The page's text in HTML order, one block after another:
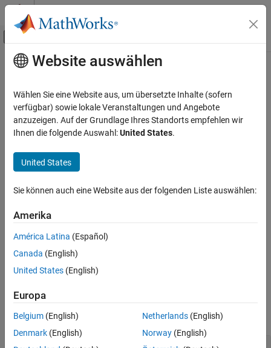
Weiter zum Inhalt
Umschaltung für Off-Canvas-
Startseite der Dokumentation
Antenna Toolbox
Antenna Catalog
getLowPassLocs
Description
Examples
Input Arguments
Version History
Hauptinhalt
getLowPassLocs
Feeding location to operate birdcage as lowpass coil
collapse all in page
getLowPassLocs(birdcageantenna)
on the birdcage to operate the antenna as a lowpass coil. The
function to find theFeedLocations
example
Examples
collapse all
Website auswählen
Wählen Sie eine Website aus, um übersetzte Inhalte (sofern
verfügbar) sowie lokale Veranstaltungen und Angebote
anzuzeigen. Auf der Grundlage Ihres Standorts empfehlen wir
Ihnen die folgende Auswahl:United States.
United States
Sie können auch eine Website aus der folgenden Liste auswählen:
Amerika
América Latina (Español)
Canada (English)
United States (English)
Europa
Belgium (English)
Denmark (English)
Netherlands(English)
Norway(English)